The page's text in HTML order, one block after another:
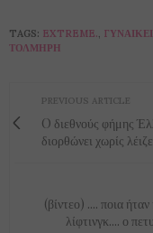
TAGS: EXTREME.,
ΤΟΛΜΗΡΉ
PREVIOUS ARTICLE
O διεθνούς φήμης
διορθώνει χωρίς
(βίντεο) .... ποια
λίφτινγκ.... ο